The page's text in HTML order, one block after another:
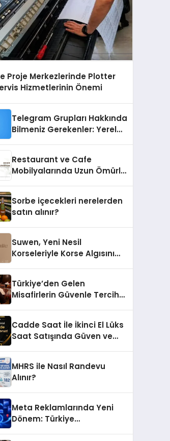
Proje Merkezlerinde Plotter
Hizmetlerinin Önemi
Telegram Grupları Hakkında
Bilmeniz Gerekenler: Yerel
Ulaşın
Restaurant ve Cafe
Mobilyalarında Uzun Ömürlü
Sorbe içecekleri nerelerden
satın alınır?
Suwen, Yeni Nesil
Korseleriyle Korse Algısını
Türkiye’den Gelen
Misafirlerin Güvenle Tercih
Dikkat Çekiyor
Cadde Saat İle İkinci El Lüks
Saat Satışında Güven ve
MHRS ile Nasıl Randevu
Alınır?
Meta Reklamlarında Yeni
Dönem: Türkiye